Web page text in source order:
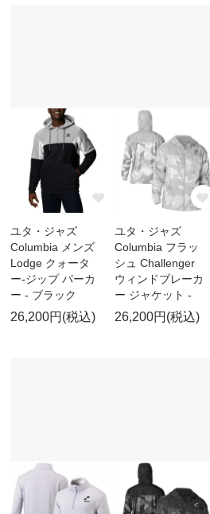
ユタ・ジャズ
Columbia メンズ
Lodge クォータ
ー-ジップ パーカ
ー - ブラック
26,200円(税込)
ユタ・ジャズ
Columbia フラッ
シュ Challenger
ウィンドブレーカ
ー ジャケット -
26,200円(税込)